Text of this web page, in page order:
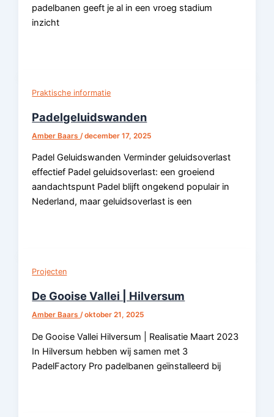
padelbanen geeft je al in een vroeg stadium
inzicht
Praktische informatie
Padelgeluidswanden
Amber Baars /december 17, 2025
Padel Geluidswanden Verminder geluidsoverlast
effectief Padel geluidsoverlast: een groeiend
aandachtspunt Padel blijft ongekend populair in
Nederland, maar geluidsoverlast is een
Projecten
De Gooise Vallei | Hilversum
Amber Baars/oktober 21, 2025
De Gooise Vallei Hilversum | Realisatie Maart 2023
In Hilversum hebben wij samen met 3
PadelFactory Pro padelbanen geïnstalleerd bij